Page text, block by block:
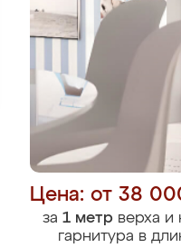
Цена: от 38
за 1 метрверха и
гарнитура в